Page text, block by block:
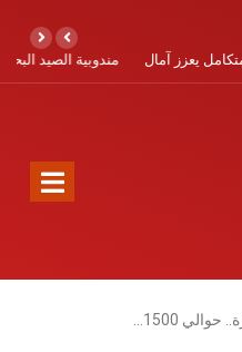
البحري برسم سنة 2026
حوالي 1500…